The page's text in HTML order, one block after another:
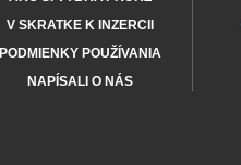
V SKRATKE K INZERCII
PODMIENKY POUŽÍVANIA
NAPÍSALI O NÁS